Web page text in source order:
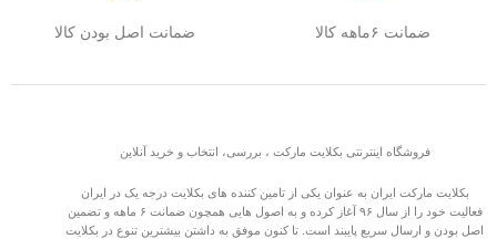
ضمانت ۶ماهه کالا ضمانت اصل بودن کالا
فروشگاه اینترنتی بکلایت مارکت ، بررسی، انتخاب و خرید آنلاین
بکلایت مارکت ایران به عنوان یکی از تامین کننده های بکلایت درجه یک در ایران
فعالیت خود را از سال ۹۶ آغاز کرده و به اصول هایی همچون ضمانت ۶ ماهه و تضمین
اصل بودن و ارسال سریع پایبند است. تا کنون موفق به داشتن بیشترین تنوع در بکلایت